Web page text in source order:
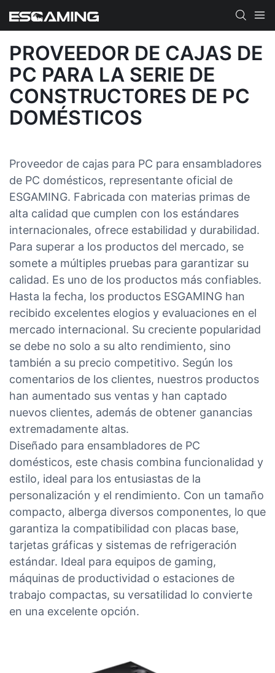
PROVEEDOR DE CAJAS DE
PC PARA LA SERIE DE
CONSTRUCTORES DE PC
DOMÉSTICOS
Proveedor de cajas para PC para ensambladores
de PC domésticos, representante oficial de
ESGAMING. Fabricada con materias primas de
alta calidad que cumplen con los estándares
internacionales, ofrece estabilidad y durabilidad.
Para superar a los productos del mercado, se
somete a múltiples pruebas para garantizar su
calidad. Es uno de los productos más confiables.
Hasta la fecha, los productos ESGAMING han
recibido excelentes elogios y evaluaciones en el
mercado internacional. Su creciente popularidad
se debe no solo a su alto rendimiento, sino
también a su precio competitivo. Según los
comentarios de los clientes, nuestros productos
han aumentado sus ventas y han captado
nuevos clientes, además de obtener ganancias
extremadamente altas.
Diseñado para ensambladores de PC
domésticos, este chasis combina funcionalidad y
estilo, ideal para los entusiastas de la
personalización y el rendimiento. Con un tamaño
compacto, alberga diversos componentes, lo que
garantiza la compatibilidad con placas base,
tarjetas gráficas y sistemas de refrigeración
estándar. Ideal para equipos de gaming,
máquinas de productividad o estaciones de
trabajo compactas, su versatilidad lo convierte
en una excelente opción.